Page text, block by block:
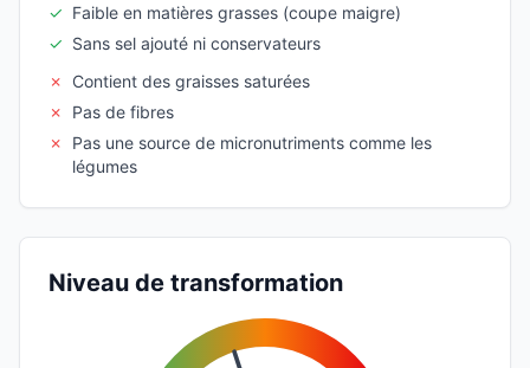
✓ Faible en matières grasses (coupe maigre)
✓ Sans sel ajouté ni conservateurs
✗
Contient des graisses saturées
✗
Pas de fibres
✗
Pas une source de micronutriments comme les
légumes
Niveau de transformation